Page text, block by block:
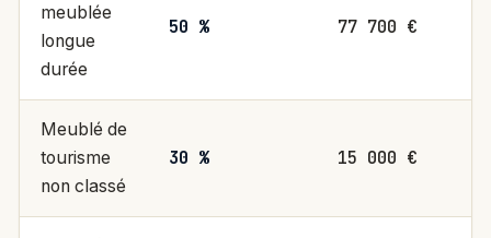
meublée
longue
durée
50 % 77 700 €
Meublé de
tourisme
non classé
30 % 15 000 €